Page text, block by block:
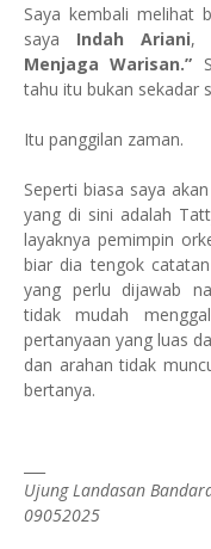
Saya kembali melihat
saya Indah Ariani,
Menjaga Warisan.”
tahu itu bukan sekadar
Itu panggilan zaman.
Seperti biasa saya
yang di sini adalah
layaknya pemimpin
biar dia tengok
yang perlu dijawab
tidak mudah
pertanyaan yang luas
dan arahan tidak
bertanya.
Ujung Landasan
09052025